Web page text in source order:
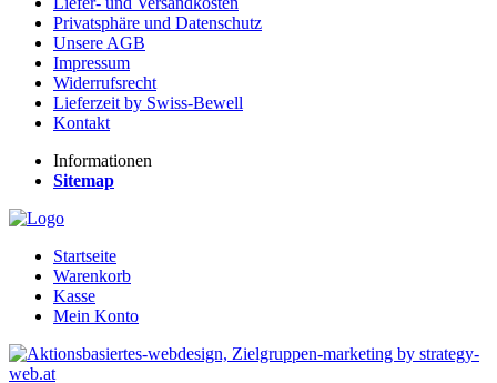
Privatsphäre und Datenschutz
Unsere AGB
Impressum
Widerrufsrecht
Lieferzeit by Swiss-Bewell
Kontakt
Informationen
Sitemap
Startseite
Warenkorb
Kasse
Mein Konto